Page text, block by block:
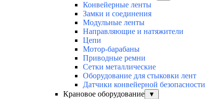
Конвейерные ленты
Замки и соединения
Модульные ленты
Направляющие и натяжители
Цепи
Мотор-барабаны
Приводные ремни
Сетки металлические
Оборудование для стыковки лент
Датчики конвейерной безопасности
Крановое оборудование
▼